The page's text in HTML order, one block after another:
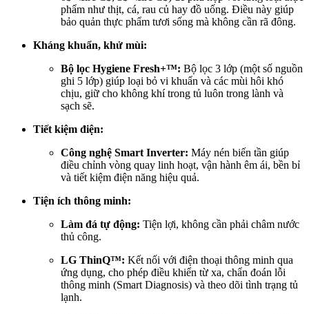
phẩm như thịt, cá, rau củ hay đồ uống. Điều này giúp
bảo quản thực phẩm tươi sống mà không cần rã đông.
Kháng khuẩn, khử mùi:
Bộ lọc Hygiene Fresh+™: Bộ lọc 3 lớp (một số nguồn
ghi 5 lớp) giúp loại bỏ vi khuẩn và các mùi hôi khó
chịu, giữ cho không khí trong tủ luôn trong lành và
sạch sẽ.
Tiết kiệm điện:
Công nghệ Smart Inverter: Máy nén biến tần giúp
điều chỉnh vòng quay linh hoạt, vận hành êm ái, bền bỉ
và tiết kiệm điện năng hiệu quả.
Tiện ích thông minh:
Làm đá tự động: Tiện lợi, không cần phải châm nước
thủ công.
LG ThinQ™: Kết nối với điện thoại thông minh qua
ứng dụng, cho phép điều khiển từ xa, chẩn đoán lỗi
thông minh (Smart Diagnosis) và theo dõi tình trạng tủ
lạnh.